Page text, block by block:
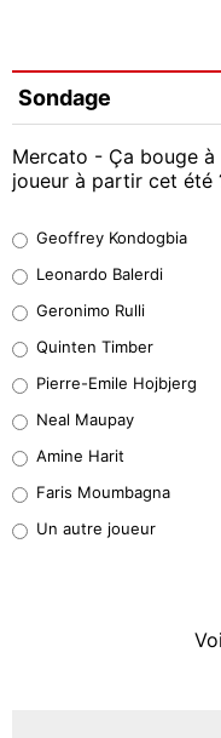
Sondage
Mercato - Ça bouge à
joueur à partir cet été
38%
32%
5%
1%
9%
Geoffrey Kondogbia
Leonardo Balerdi
Geronimo Rulli
Quinten Timber
Pierre-Emile Hojbjerg
Neal Maupay
Amine Harit
Faris Moumbagna
Un autre joueur